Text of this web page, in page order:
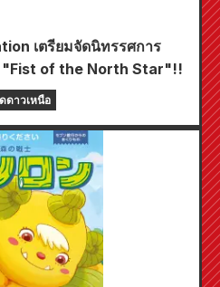
เตรียมจัดนิทรรศการ
"Fist of the North Star"!!
ดาวเหนือ